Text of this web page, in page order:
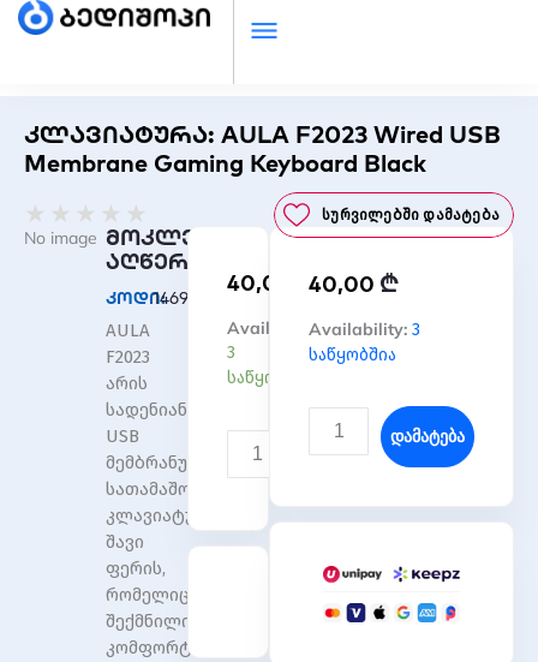
კლავიატურა: AULA F2023 Wired USB
Membrane Gaming Keyboard Black
★ ★ ★ ★ ★
0
out
5
Სურვილებში Დამატება
No image მოკლე
აღწერა
კოდი:14699
AULA
F2023
არის
სადენიანი
USB
მემბრანული
სათამაშო
კლავიატურა
შავი
ფერის,
რომელიც
შექმნილია
კომფორტული
40,00 ₾
Availability:
3
საწყობშია
რაოდენობა:
კლავიატურა:
AULA
USB
Keyboard
Black
Დამატება
40,00 ₾
Availability: 3
საწყობშია
რაოდენობა:
კლავიატურა:
Wired
Keyboard
Დამატება